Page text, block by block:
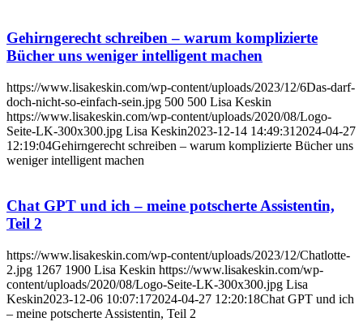
Gehirngerecht schreiben – warum komplizierte
Bücher uns weniger intelligent machen
https://www.lisakeskin.com/wp-content/uploads/2023/12/6Das-darf-
doch-nicht-so-einfach-sein.jpg 500 500 Lisa Keskin
https://www.lisakeskin.com/wp-content/uploads/2020/08/Logo-
Seite-LK-300x300.jpg Lisa Keskin2023-12-14 14:49:31 2024-04-27
12:19:04Gehirngerecht schreiben – warum komplizierte Bücher uns
weniger intelligent machen
Chat GPT und ich – meine potscherte Assistentin,
Teil 2
https://www.lisakeskin.com/wp-content/uploads/2023/12/Chatlotte-
2.jpg 1267 1900 Lisa Keskin https://www.lisakeskin.com/wp-
content/uploads/2020/08/Logo-Seite-LK-300x300.jpg Lisa
Keskin2023-12-06 10:07:172024-04-27 12:20:18Chat GPT und ich
– meine potscherte Assistentin, Teil 2